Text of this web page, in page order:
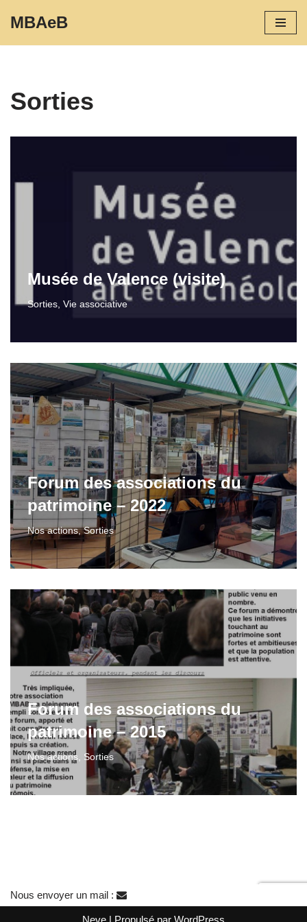
MBAeB
Sorties
Musée de Valence (visite)
Sorties, Vie associative
Forum des associations du
patrimoine – 2022
Nos actions,Sorties
Forum des associations du
patrimoine – 2015
Nos actions, Sorties
Nous envoyer un mail :
Neve | Propulsé par WordPress